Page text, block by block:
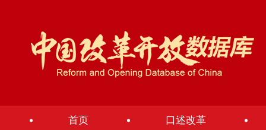
首页 口述改革